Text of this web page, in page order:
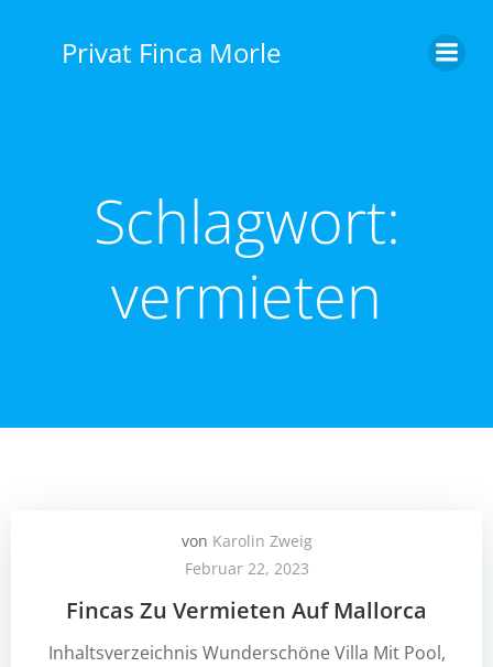
Privat Finca Morle
Schlagwort:
vermieten
von Karolin Zweig
Februar 22, 2023
Fincas Zu Vermieten Auf Mallorca
Inhaltsverzeichnis Wunderschöne Villa Mit Pool,